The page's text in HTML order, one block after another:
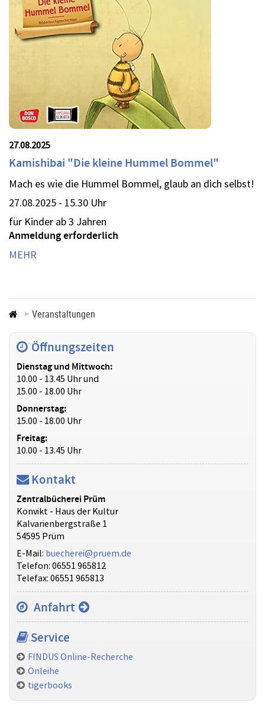
27.08.2025
Kamishibai "Die kleine Hummel Bommel"
Mach es wie die Hummel Bommel, glaub an dich selbst!
27.08.2025 - 15.30 Uhr
für Kinder ab 3 Jahren
Anmeldung erforderlich
MEHR
Veranstaltungen
Öffnungszeiten
Dienstag und Mittwoch:
10.00 - 13.45 Uhr und
15.00 - 18.00 Uhr
Donnerstag:
15.00 - 18.00 Uhr
Freitag:
10.00 - 13.45 Uhr
Kontakt
Zentralbücherei Prüm
Konvikt - Haus der Kultur
Kalvarienbergstraße 1
54595 Prüm
E-Mail: buecherei@pruem.de
Telefon: 06551 965812
Telefax: 06551 965813
Anfahrt
Service
FINDUS Online-Recherche
Onleihe
tigerbooks